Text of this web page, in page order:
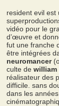
resident evil est
vidéo pour le
d’œuvre et
fut une franche
être intégrées
neuromancer
culte de william
réalisateur des
difficile. sans
dans les